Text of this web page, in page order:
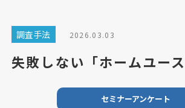
調査手法 2026.03.03
失敗しない「ホームユース
セミナーアンケート